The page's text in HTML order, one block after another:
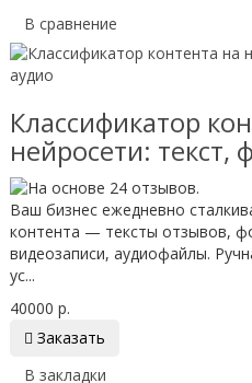
В сравнение
Классификатор
нейросети: текст,
Ваш бизнес ежедневно
контента — тексты отзывов,
видеозаписи, аудиофайлы.
ус...
40000 р.
 Заказать
В закладки